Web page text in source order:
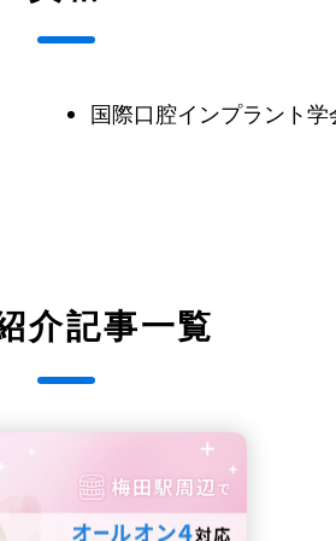
国際口腔インプラント学
介記事一覧